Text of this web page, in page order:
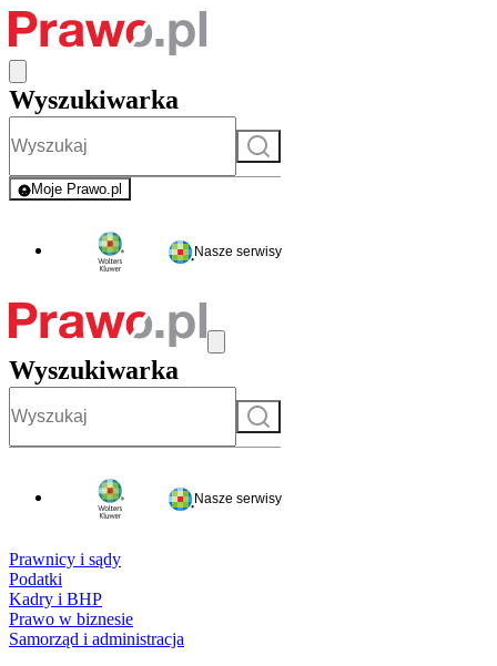
Wyszukiwarka
Szukaj
Moje Prawo.pl
- rejestracja i logowanie do serwisu
Nasze serwisy
Wyszukiwarka
Szukaj
Nasze serwisy
Prawnicy i sądy
Podatki
Kadry i BHP
Prawo w biznesie
Samorząd i administracja